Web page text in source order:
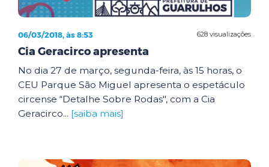
628 visualizações
06/03/2018, às 8:53
Cia Geracirco apresenta
No dia 27 de março, segunda-feira, às 15 horas, o
CEU Parque São Miguel apresenta o espetáculo
circense “Detalhe Sobre Rodas", com a Cia
Geracirco... [saiba mais]